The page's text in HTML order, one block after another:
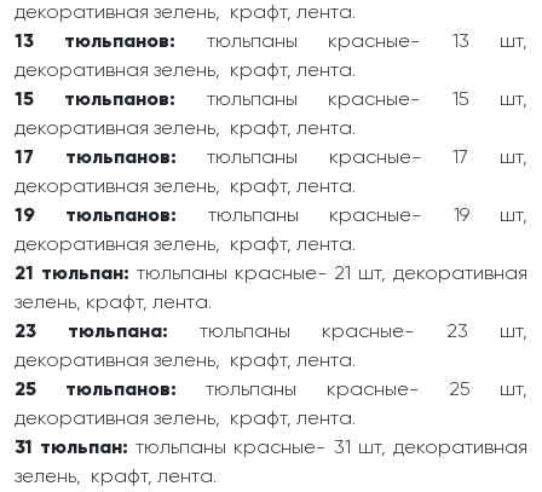
декоративная зелень, крафт, лента.
13 тюльпанов: тюльпаны красные- 13 шт,
декоративная зелень, крафт, лента.
15 тюльпанов: тюльпаны красные- 15 шт,
декоративная зелень, крафт, лента.
17 тюльпанов: тюльпаны красные- 17 шт,
декоративная зелень, крафт, лента.
19 тюльпанов: тюльпаны красные- 19 шт,
декоративная зелень, крафт, лента.
21 тюльпан: тюльпаны красные- 21 шт, декоративная
зелень, крафт, лента.
23 тюльпана: тюльпаны красные- 23 шт,
декоративная зелень, крафт, лента.
25 тюльпанов: тюльпаны красные- 25 шт,
декоративная зелень, крафт, лента.
31 тюльпан: тюльпаны красные- 31 шт, декоративная
зелень, крафт, лента.